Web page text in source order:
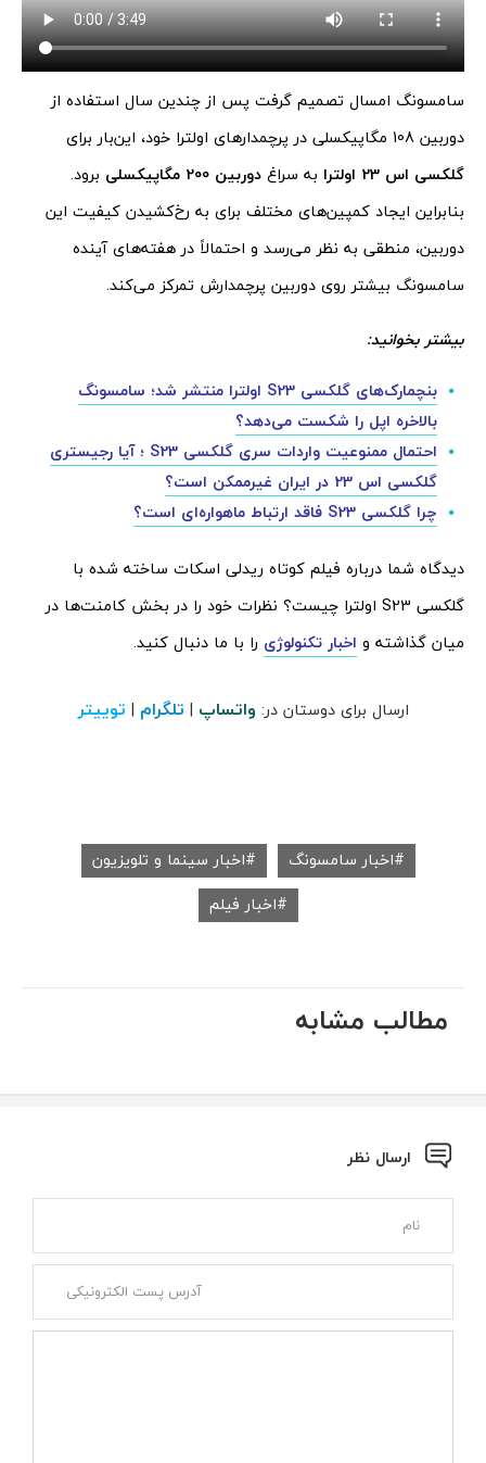
سامسونگ امسال تصمیم گرفت پس از چندین سال استفاده از
دوربین 108 مگاپیکسلی در پرچمدارهای اولترا خود، این‌بار برای
گلکسی اس 23 اولترا
به سراغ دوربین 200 مگاپیکسلی
برود.
بنابراین ایجاد کمپین‌های مختلف برای به رخ‌کشیدن کیفیت این
دوربین، منطقی به نظر می‌رسد و احتمالاً در هفته‌های آینده
سامسونگ بیشتر روی دوربین پرچمدارش تمرکز می‌کند.
بیشتر بخوانید:
بنچمارک‌های گلکسی S23 اولترا منتشر شد؛ سامسونگ
بالاخره اپل را شکست می‌دهد؟
احتمال ممنوعیت واردات سری گلکسی S23 ؛ آیا رجیستری
گلکسی اس 23 در ایران غیرممکن است؟
چرا گلکسی S23 فاقد ارتباط ماهواره‌ای است؟
دیدگاه شما درباره فیلم کوتاه ریدلی اسکات ساخته شده با
گلکسی S23 اولترا چیست؟ نظرات خود را در بخش کامنت‌ها در
میان گذاشته و اخبار تکنولوژی را با ما دنبال کنید.
ارسال برای دوستان در: واتساپ | تلگرام | توییتر
اخبار سامسونگ
اخبار سینما و تلویزیون
اخبار فیلم
مطالب مشابه
ارسال نظر